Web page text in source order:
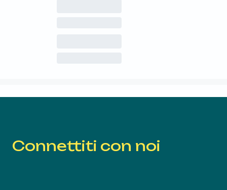
Connettiti con noi